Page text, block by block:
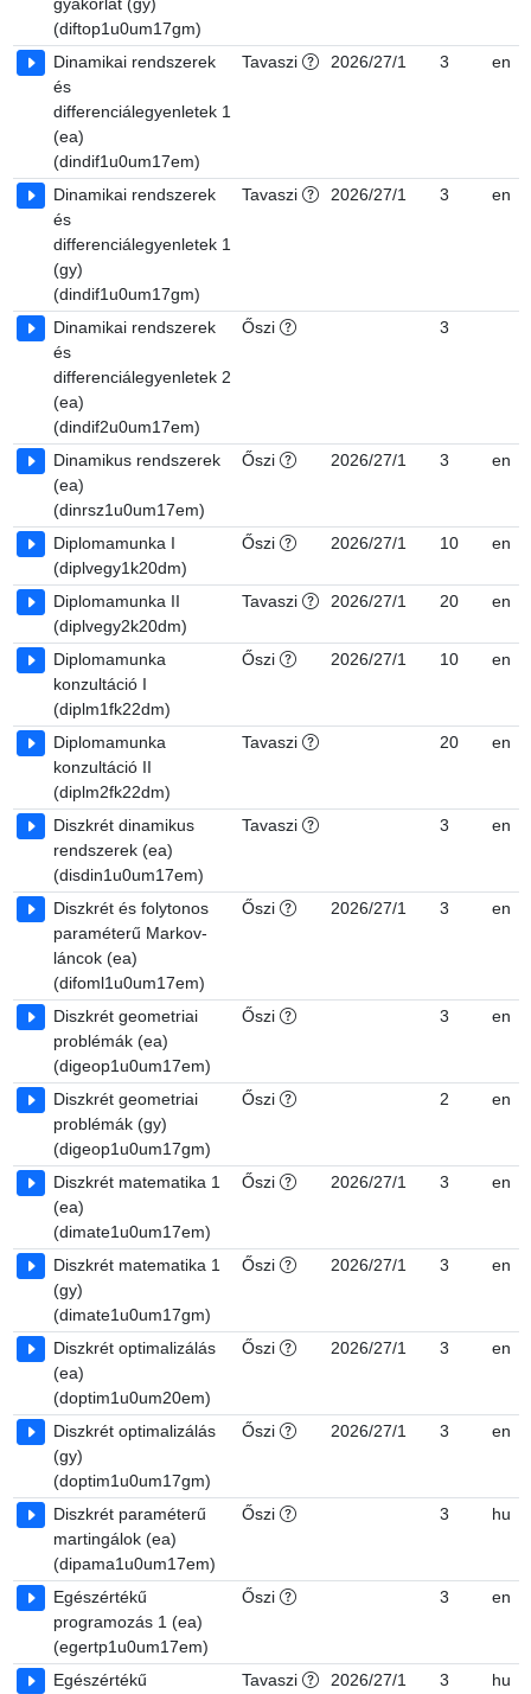
(diftop1u0um17gm)
Dinamikai rendszerek
és
differenciálegyenletek 1
(ea)
(dindif1u0um17em)
Tavaszi 2026/27/1 3 en
Dinamikai rendszerek
és
differenciálegyenletek 1
(gy)
(dindif1u0um17gm)
Tavaszi 2026/27/1 3 en
Dinamikai rendszerek
és
differenciálegyenletek 2
(ea)
(dindif2u0um17em)
Őszi 3
Dinamikus rendszerek
(ea)
(dinrsz1u0um17em)
Őszi 2026/27/1 3 en
Diplomamunka I
(diplvegy1k20dm)
Őszi 2026/27/1 10 en
Diplomamunka II
(diplvegy2k20dm)
Tavaszi 2026/27/1 20 en
Diplomamunka
konzultáció I
(diplm1fk22dm)
Őszi 2026/27/1 10 en
Diplomamunka
konzultáció II
(diplm2fk22dm)
Tavaszi 20 en
Diszkrét dinamikus
rendszerek (ea)
(disdin1u0um17em)
Tavaszi 3 en
Diszkrét és folytonos
paraméterű Markov-
láncok (ea)
(difoml1u0um17em)
Őszi 2026/27/1 3 en
Diszkrét geometriai
problémák (ea)
(digeop1u0um17em)
Őszi 3 en
Diszkrét geometriai
problémák (gy)
(digeop1u0um17gm)
Őszi 2 en
Diszkrét matematika 1
(ea)
(dimate1u0um17em)
Őszi 2026/27/1 3 en
Diszkrét matematika 1
(gy)
(dimate1u0um17gm)
Őszi 2026/27/1 3 en
Diszkrét optimalizálás
(ea)
(doptim1u0um20em)
Őszi 2026/27/1 3 en
Diszkrét optimalizálás
(gy)
(doptim1u0um17gm)
Őszi 2026/27/1 3 en
Diszkrét paraméterű
martingálok (ea)
(dipama1u0um17em)
Őszi 3 hu
Egészértékű
programozás 1 (ea)
(egertp1u0um17em)
Őszi 3 en
Egészértékű
Tavaszi 2026/27/1 3 hu